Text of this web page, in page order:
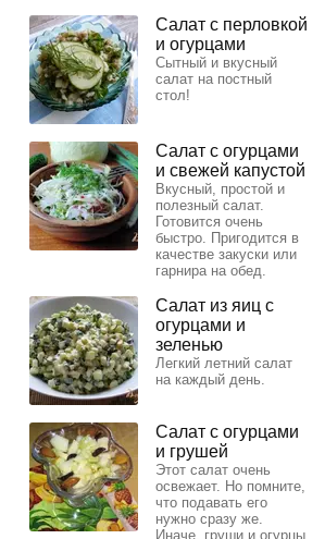
Салат с перловкой
и огурцами
Сытный и вкусный
салат на постный
стол!
Салат с огурцами
и свежей капустой
Вкусный, простой и
полезный салат.
Готовится очень
быстро. Пригодится в
качестве закуски или
гарнира на обед.
Салат из яиц с
огурцами и
зеленью
Легкий летний салат
на каждый день.
Салат с огурцами
и грушей
Этот салат очень
освежает. Но помните,
что подавать его
нужно сразу же.
Иначе, груши и огурцы